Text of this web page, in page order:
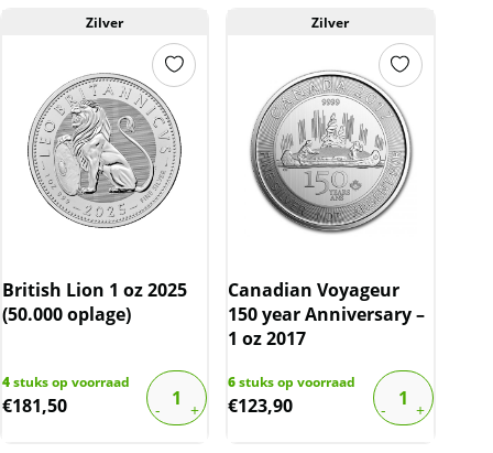
Zilver
British Lion 1 oz 2025
(50.000 oplage)
4stuks op voorraad
€181,50
Zilver
Canadian Voyageur
150 year Anniversary –
1 oz 2017
6stuks op voorraad
€123,90